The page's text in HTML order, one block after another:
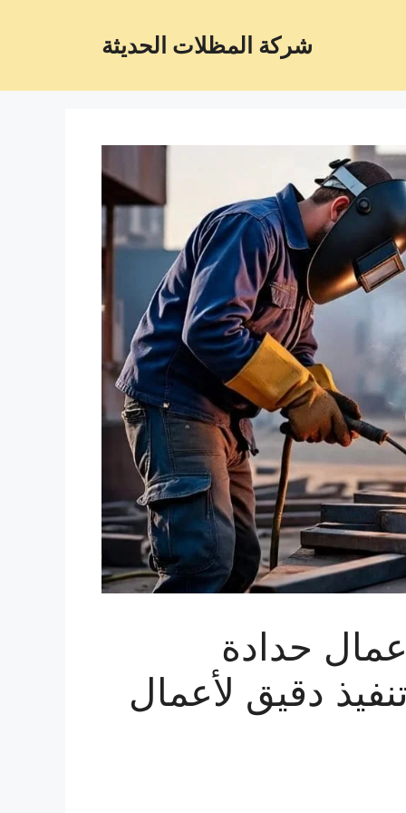
شركة المظلات الحديثة
لأعمال حدادة
دقيق لأعمال